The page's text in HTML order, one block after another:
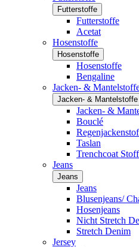
Futterstoffe
Futterstoffe
Acetat
Hosenstoffe
Hosenstoffe
Hosenstoffe
Bengaline
Jacken- &
Jacken- & Mantelstoffe
Jacken- &
Bouclé
Taslan
Trenchcoat
Jeans
Jeans
Jeans
Blusenjeans/
Hosenjeans
Nicht Stretch
Stretch Denim
Jersey